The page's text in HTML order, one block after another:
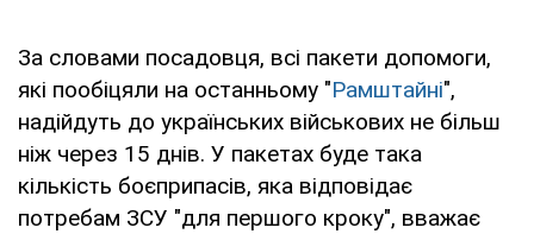
За словами посадовця, всі пакети допомоги,
які пообіцяли на останньому "Рамштайні",
надійдуть до українських військових не більш
ніж через 15 днів. У пакетах буде така
кількість боєприпасів, яка відповідає
потребам ЗСУ "для першого кроку", вважає